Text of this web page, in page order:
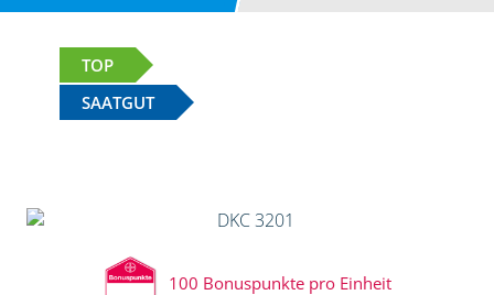
TOP
SAATGUT
100 Bonuspunkte pro Einheit